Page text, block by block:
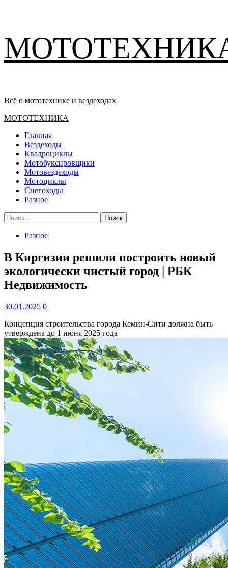
содержимому
Всё о мототехнике и вездеходах
Основное
МОТОТЕХНИКА
Главная
Вездеходы
Квадроциклы
Мотобуксировщики
Мотовездеходы
Мотоциклы
Снегоходы
Разное
Найти:
Разное
В Киргизии решили построить новый
экологически чистый город | РБК
Недвижимость
30.01.2025 0
Концепция строительства города Кемин-Сити должна быть
утверждена до 1 июня 2025 года